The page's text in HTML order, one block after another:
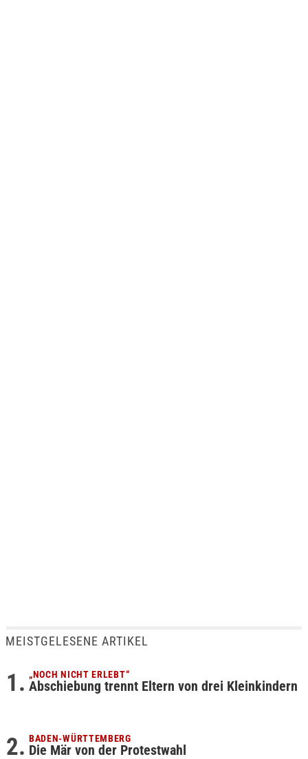
MEISTGELESENE ARTIKEL
„NOCH NICHT ERLEBT“
Abschiebung trennt Eltern von drei Kleinkindern
BADEN-WÜRTTEMBERG
Die Mär von der Protestwahl